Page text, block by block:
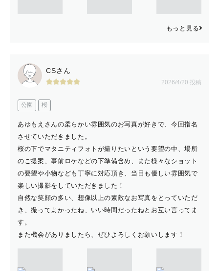
もっと見る
CSさん
2026/4/20 投稿
公園 桜
あゆもえさんの柔らかい雰囲気のお写真が好きで、今回指名
させていただきました。
桜の下でマタニティフォトが撮りたいという要望の中、場所
のご提案、事前ロケなどの下準備含め、また様々なショット
の要望や小物なども丁寧に対応頂き、当日も優しい雰囲気で
楽しい撮影をしていただきました！
自然な笑顔の多い、想像以上の素敵なお写真をとっていただ
き、撮ってよかったね、いい時間だったねとお互い言ってま
す。
また機会がありましたら、ぜひよろしくお願いします！